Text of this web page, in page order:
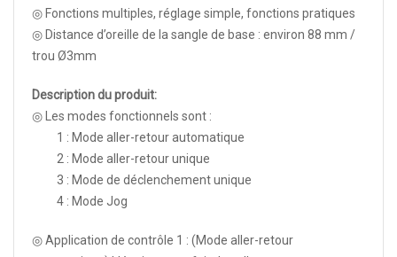
◎ Fonctions multiples, réglage simple, fonctions pratiques
◎ Distance d’oreille de la sangle de base : environ 88 mm /
trou Ø3mm
Description du produit:
◎ Les modes fonctionnels sont :
1 : Mode aller-retour automatique
2 : Mode aller-retour unique
3 : Mode de déclenchement unique
4 : Mode Jog
◎ Application de contrôle 1 : (Mode aller-retour